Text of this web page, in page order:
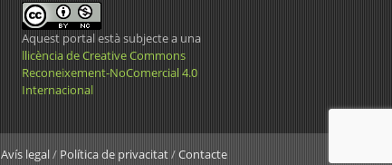
Aquest portal està subjecte a una
llicència de Creative Commons
Reconeixement-NoComercial 4.0
Internacional
Avís legal/ Política de privacitat/Contacte